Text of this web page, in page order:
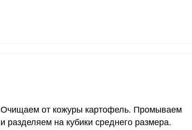
50 мкг 1.5
Очищаем от кожуры картофель. Промываем
и разделяем на кубики среднего размера.